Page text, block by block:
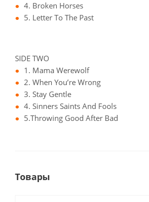
4. Broken Horses
5. Letter To The Past
SIDE TWO
1. Mama Werewolf
2. When You’re Wrong
3. Stay Gentle
4. Sinners Saints And Fools
5.Throwing Good After Bad
Товары